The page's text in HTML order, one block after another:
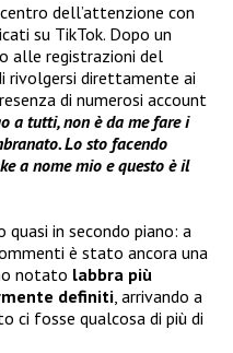
dell’attenzione con
su TikTok. Dopo un
alle registrazioni del
rivolgersi direttamente ai
di numerosi account
a tutti, non è da me fare i
Lo sto facendo
a nome mio e questo è il
in secondo piano: a
è stato ancora una
notato labbra più
definiti, arrivando a
ci fosse qualcosa di più di